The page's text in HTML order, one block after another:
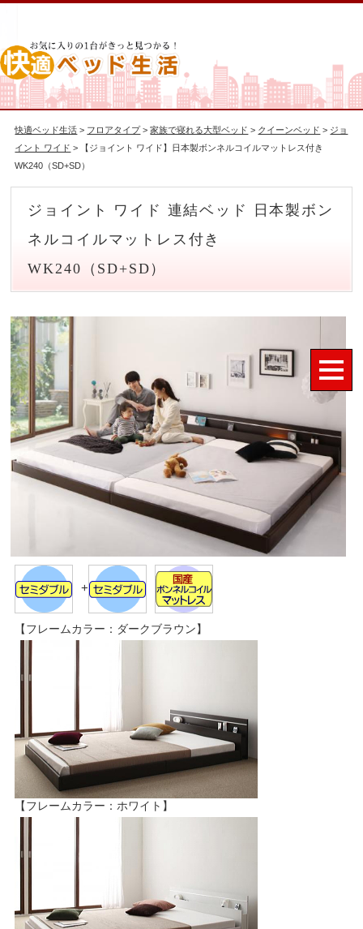
快適ベッド生活 > フロアタイプ >家族で寝れる大型ベッド > クイーンベッド > ジョ
イント ワイド > 【ジョイント ワイド】日本製ボンネルコイルマットレス付き
WK240（SD+SD）
ジョイント ワイド 連結ベッド 日本製ボン
ネルコイルマットレス付き
WK240（SD+SD）
+
【フレームカラー：ダークブラウン】
【フレームカラー：ホワイト】